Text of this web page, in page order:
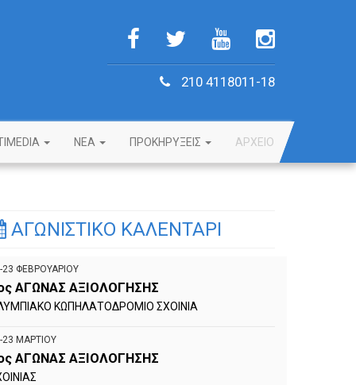
210 4118011-18
NEA ΠΡΟΚΗΡΥΞΕΙΣ ΑΡΧΕΙΟ
ΑΓΩΝΙΣΤΙΚΟ ΚΑΛΕΝΤΑΡΙ
23 ΦΕΒΡΟΥΑΡΙΟΥ
ΑΓΩΝΑΣ ΑΞΙΟΛΟΓΗΣΗΣ
ΚΩΠΗΛΑΤΟΔΡΟΜΙΟ ΣΧΟΙΝΙΑ
23 ΜΑΡΤΙΟΥ
ΑΓΩΝΑΣ ΑΞΙΟΛΟΓΗΣΗΣ